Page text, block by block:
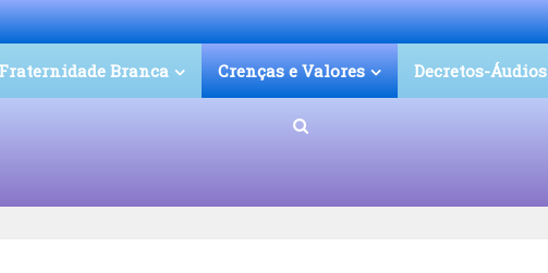
Branca Crenças e Valores Decretos-Áudios